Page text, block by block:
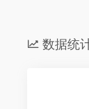
数据统